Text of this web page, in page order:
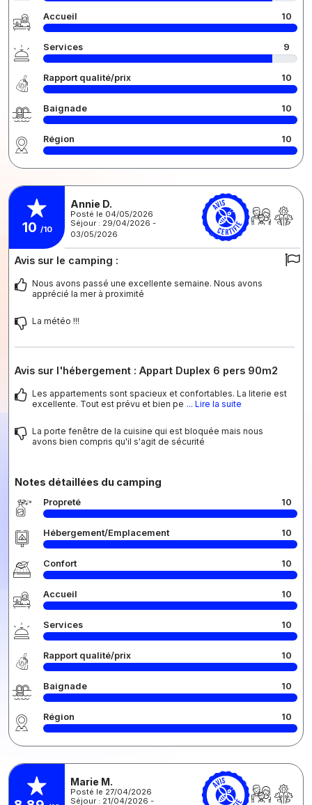
Accueil 10
Services 9
Rapport qualité/prix 10
Baignade 10
Région 10
10 /10
Annie D.
Posté le 04/05/2026
Séjour : 29/04/2026 -
03/05/2026
Avis sur le camping :
Nous avons passé une excellente semaine. Nous avons
apprécié la mer à proximité
La météo !!!
Avis sur l'hébergement : Appart Duplex 6 pers 90m2
Les appartements sont spacieux et confortables. La literie est
excellente. Tout est prévu et bien pe ... Lire la suite
La porte fenêtre de la cuisine qui est bloquée mais nous
avons bien compris qu'il s'agit de sécurité
Notes détaillées du camping
Propreté 10
Hébergement/Emplacement 10
Confort 10
Accueil 10
Services 10
Rapport qualité/prix 10
Baignade 10
Région 10
Marie M.
Posté le 27/04/2026
Séjour : 21/04/2026 -